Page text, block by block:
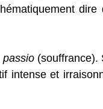
passio (souffrance).
intense et